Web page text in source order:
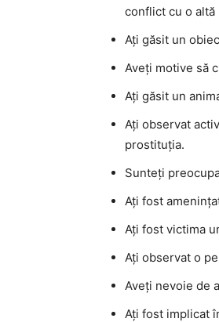
conflict cu o altă
Ați găsit un
Aveți motive să
Ați găsit un
Ați observat
prostituția.
Sunteți
Ați fost
Ați fost victima
Ați observat o
Aveți nevoie de
Ați fost implicat